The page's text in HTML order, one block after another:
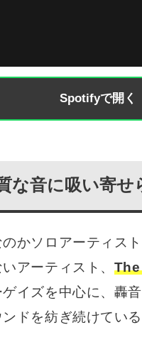
Spotifyで開く
な音に吸い寄せ
かソロアーティス
アーティスト、
ゲイズを中心に、轟
ドを紡ぎ続けている